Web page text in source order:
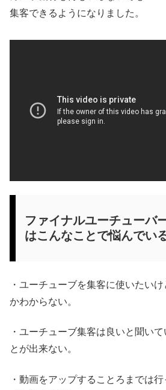
集客できるようになりました。
ファイナルユーチューバ
はこんなことで悩んでい
・ユーチューブを集客に使いたい
かわからない。
・ユーチューブ集客は良いと聞い
とが出来ない。
・動画をアップすることろまでは